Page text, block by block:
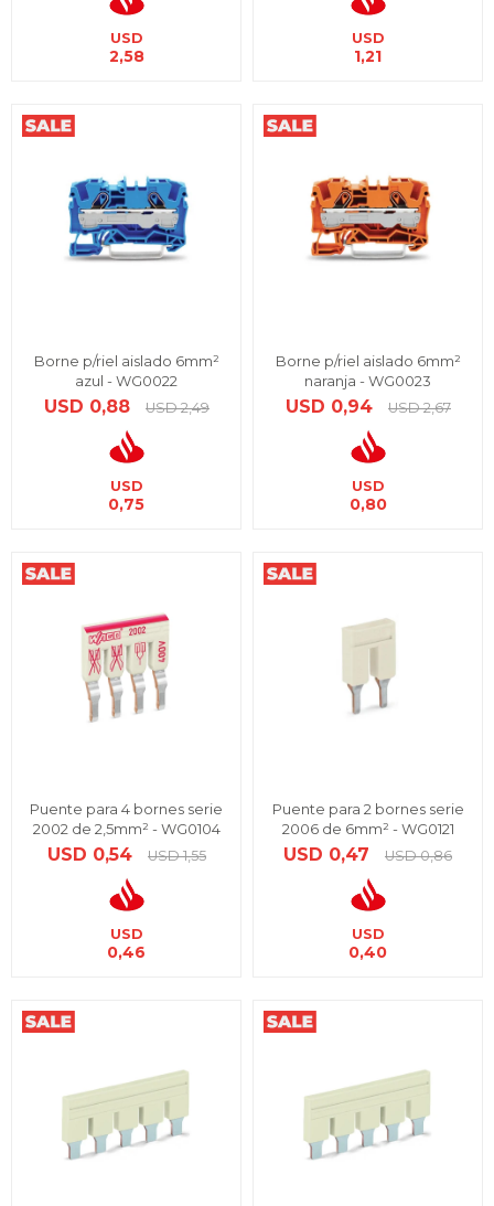
USD
2,58
USD
1,21
Borne p/riel aislado 6mm²
azul - WG0022
USD 0,88 USD 2,49
USD
0,75
Borne p/riel aislado 6mm²
naranja - WG0023
USD 0,94 USD 2,67
USD
0,80
Puente para 4 bornes serie
2002 de 2,5mm² - WG0104
USD 0,54 USD 1,55
USD
0,46
Puente para 2 bornes serie
2006 de 6mm² - WG0121
USD 0,47 USD 0,86
USD
0,40